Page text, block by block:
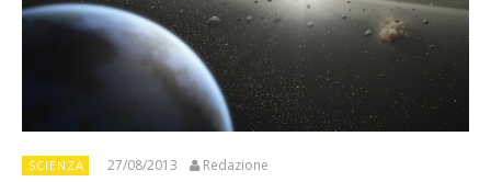
SCIENZA 27/08/2013 Redazione